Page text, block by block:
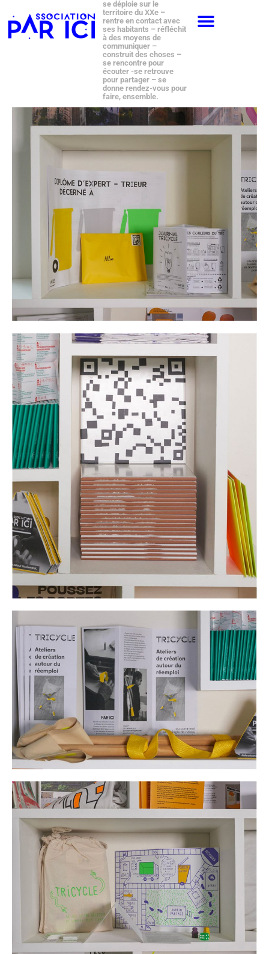
se déploie sur le
territoire du XXe –
rentre en contact avec
ses habitants – réfléchit
à des moyens de
communiquer –
construit des choses –
se rencontre pour
écouter -se retrouve
pour partager – se
donne rendez-vous pour
faire, ensemble.